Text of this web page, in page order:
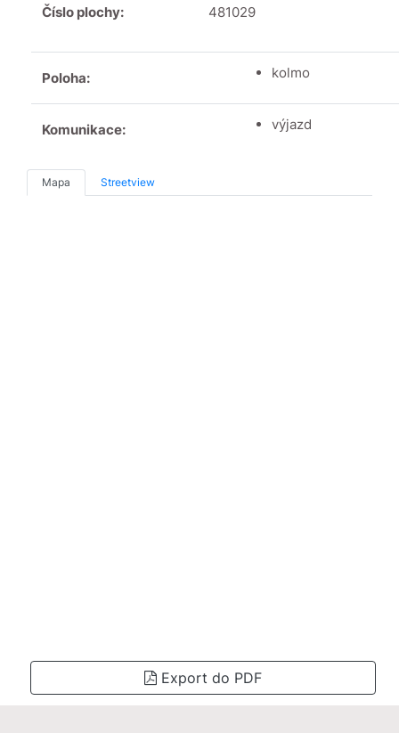
Číslo plochy: 481029
Poloha: kolmo
Komunikace: výjazd
Mapa Streetview
Export do PDF